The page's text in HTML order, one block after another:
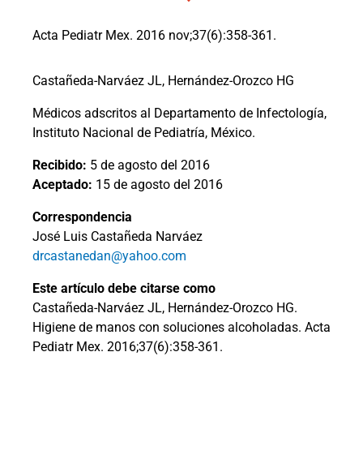
Acta Pediatr Mex. 2016 nov;37(6):358-361.
Castañeda-Narváez JL, Hernández-Orozco HG
Médicos adscritos al Departamento de Infectología,
Instituto Nacional de Pediatría, México.
Recibido: 5 de agosto del 2016
Aceptado: 15 de agosto del 2016
Correspondencia
José Luis Castañeda Narváez
drcastanedan@yahoo.com
Este artículo debe citarse como
Castañeda-Narváez JL, Hernández-Orozco HG.
Higiene de manos con soluciones alcoholadas. Acta
Pediatr Mex. 2016;37(6):358-361.